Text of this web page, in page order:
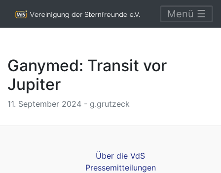
Menü ☰
Ganymed: Transit vor
Jupiter
11. September 2024 - g.grutzeck
Über die VdS
Pressemitteilungen